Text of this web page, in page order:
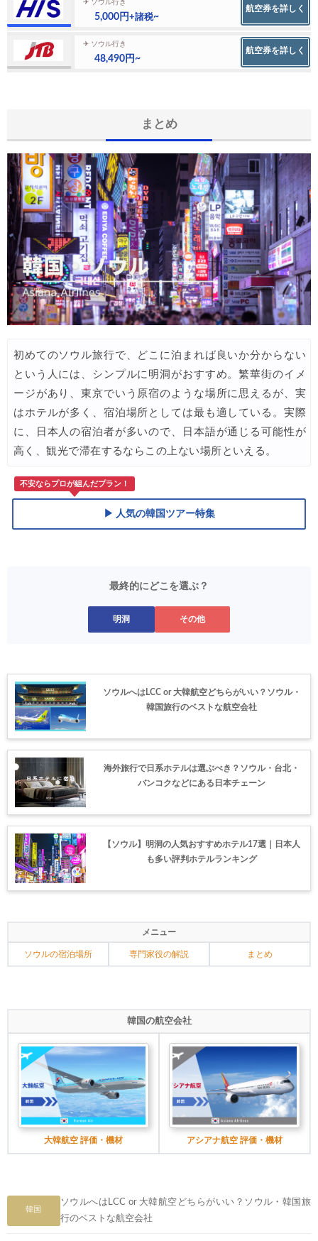
✈ ソウル行き
5,000円+諸税~
航空券を詳しく
✈ ソウル行き
48,490円~
航空券を詳しく
まとめ
初めてのソウル旅行で、どこに泊まれば良いか分からない
という人には、シンプルに明洞がおすすめ。繁華街のイメ
ージがあり、東京でいう原宿のような場所に思えるが、実
はホテルが多く、宿泊場所としては最も適している。実際
に、日本人の宿泊者が多いので、日本語が通じる可能性が
高く、観光で滞在するならこの上ない場所といえる。
不安ならプロが組んだプラン！
▶ 人気の韓国ツアー特集
最終的にどこを選ぶ？
明洞 その他
ソウルへはLCC or 大韓航空どちらがいい？ソウル・
韓国旅行のベストな航空会社
海外旅行で日系ホテルは選ぶべき？ソウル・台北・
バンコクなどにある日本チェーン
【ソウル】明洞の人気おすすめホテル17選｜日本人
も多い評判ホテルランキング
メニュー
ソウルの宿泊場所 専門家役の解説 まとめ
韓国の航空会社
大韓航空 評価・機材 アシアナ航空 評価・機材
韓国
ソウルへはLCC or 大韓航空どちらがいい？ソウル・韓国旅
行のベストな航空会社